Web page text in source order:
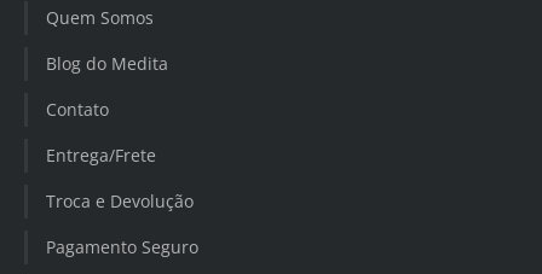
Quem Somos
Blog do Medita
Contato
Entrega/Frete
Troca e Devolução
Pagamento Seguro